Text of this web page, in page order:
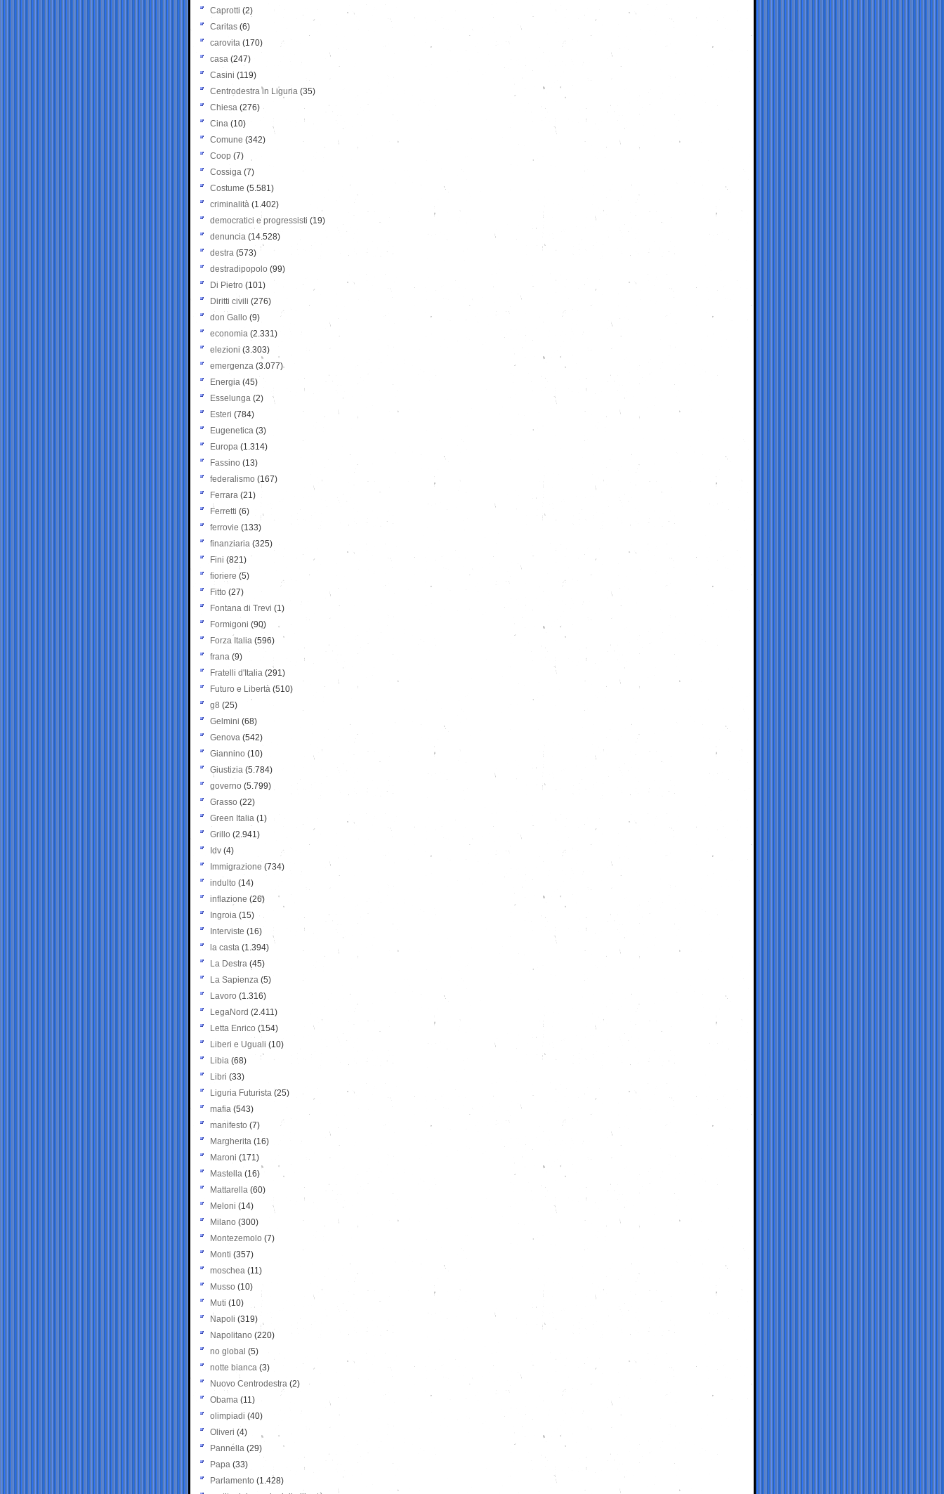
Caprotti (2)
Caritas (6)
carovita (170)
casa (247)
Casini (119)
Centrodestra in Liguria (35)
Chiesa (276)
Cina (10)
Comune (342)
Coop (7)
Cossiga (7)
Costume (5.581)
criminalità (1.402)
democratici e progressisti (19)
denuncia (14.528)
destra (573)
destradipopolo (99)
Di Pietro (101)
Diritti civili (276)
don Gallo (9)
economia (2.331)
elezioni (3.303)
emergenza (3.077)
Energia (45)
Esselunga (2)
Esteri (784)
Eugenetica (3)
Europa (1.314)
Fassino (13)
federalismo (167)
Ferrara (21)
Ferretti (6)
ferrovie (133)
finanziaria (325)
Fini (821)
fioriere (5)
Fitto (27)
Fontana di Trevi (1)
Formigoni (90)
Forza Italia (596)
frana (9)
Fratelli d'Italia (291)
Futuro e Libertà (510)
g8 (25)
Gelmini (68)
Genova (542)
Giannino (10)
Giustizia (5.784)
governo (5.799)
Grasso (22)
Green Italia (1)
Grillo (2.941)
Idv (4)
Immigrazione (734)
indulto (14)
inflazione (26)
Ingroia (15)
Interviste (16)
la casta (1.394)
La Destra (45)
La Sapienza (5)
Lavoro (1.316)
LegaNord (2.411)
Letta Enrico (154)
Liberi e Uguali (10)
Libia (68)
Libri (33)
Liguria Futurista (25)
mafia (543)
manifesto (7)
Margherita (16)
Maroni (171)
Mastella (16)
Mattarella (60)
Meloni (14)
Milano (300)
Montezemolo (7)
Monti (357)
moschea (11)
Musso (10)
Muti (10)
Napoli (319)
Napolitano (220)
no global (5)
notte bianca (3)
Nuovo Centrodestra (2)
Obama (11)
olimpiadi (40)
Oliveri (4)
Pannella (29)
Papa (33)
Parlamento (1.428)